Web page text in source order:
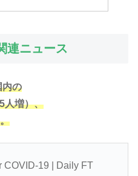
連ニュース
内の
人増）、
COVID-19 | Daily FT